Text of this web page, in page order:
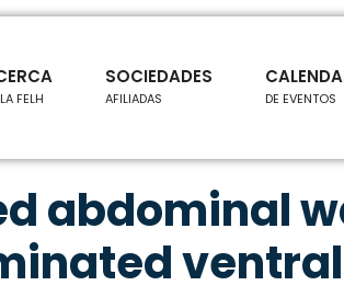
FELH
SOCIEDADES
AFILIADAS DE EVENTOS
abdominal